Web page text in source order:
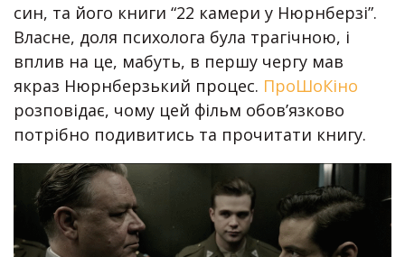
син, та його книги “22 камери у Нюрнберзі”.
Власне, доля психолога була трагічною, і
вплив на це, мабуть, в першу чергу мав
якраз Нюрнберзький процес. ПроШоКіно
розповідає, чому цей фільм обов’язково
потрібно подивитись та прочитати книгу.